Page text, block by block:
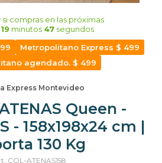
si compras en las próximas
19 minutos 46 segundos
Metropolitano Express $ 499
agendado. $ 499
Express Montevideo
Queen -
- 158x198x24 cm |
130 Kg
COL-ATENAS158